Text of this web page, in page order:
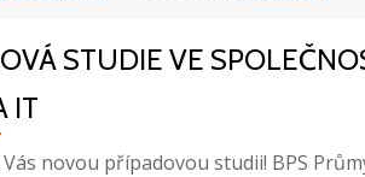
STUDIE VE
IT
novou případovou studii! BPS